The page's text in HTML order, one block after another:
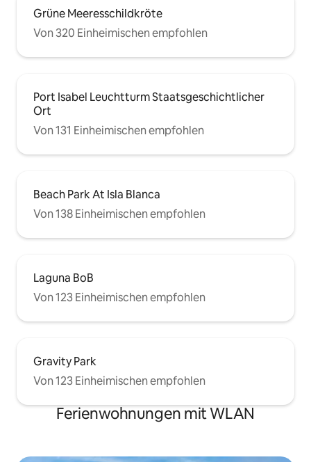
Grüne Meeresschildkröte
Von 320 Einheimischen empfohlen
Port Isabel Leuchtturm Staatsgeschichtlicher
Ort
Von 131 Einheimischen empfohlen
Beach Park At Isla Blanca
Von 138 Einheimischen empfohlen
Laguna BoB
Von 123 Einheimischen empfohlen
Gravity Park
Von 123 Einheimischen empfohlen
Ferienwohnungen mit WLAN